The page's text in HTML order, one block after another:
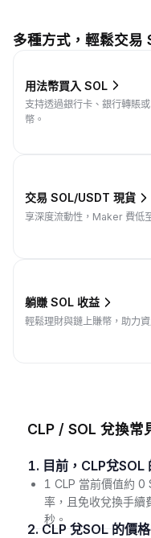
多種方式，輕鬆交易
用法幣買入 SOL
支持透過銀行卡、銀行轉賬
幣。
交易 SOL/USDT 現貨
享深度流動性，Maker 費低
躺賺 SOL 收益
輕鬆理財與鏈上賺幣，助力
CLP / SOL 兌換常
1. 目前，CLP兌
1 CLP 當前價值約 0
率，且免收兌換手續
秒。
2. CLP 兌SOL 的價格在過去 24 小時內的波動情況